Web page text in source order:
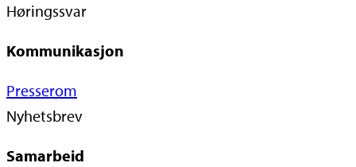
Høringssvar
Kommunikasjon
Presserom
Nyhetsbrev
Samarbeid